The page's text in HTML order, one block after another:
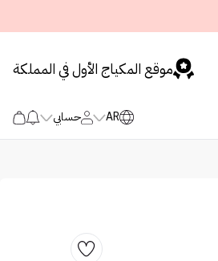
موقع المكياج الأول في المملكة
AR حسابي